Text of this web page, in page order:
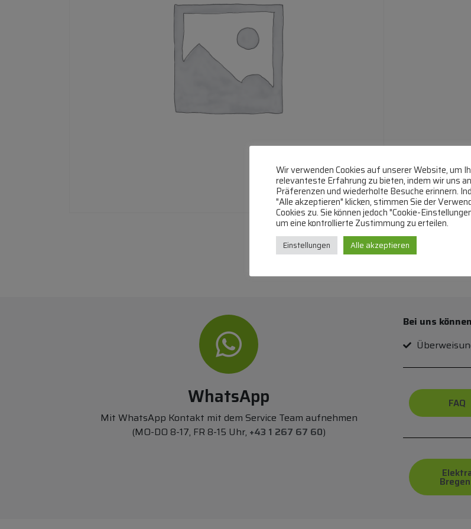
WhatsApp
Mit WhatsApp Kontakt mit dem Service Team aufnehmen
(MO-DO 8-17, FR 8-15 Uhr, +43 1 267 67 60)
Bei uns
FAQ
Wir verwenden Cookies auf unserer Website, um
relevanteste Erfahrung zu bieten, indem wir uns
Präferenzen und wiederholte Besuche erinnern.
"Alle akzeptieren" klicken, stimmen Sie der
Cookies zu. Sie können jedoch "Cookie-
um eine kontrollierte Zustimmung zu erteilen.
Einstellungen Alle akzeptieren